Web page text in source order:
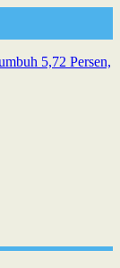
5,72 Persen,